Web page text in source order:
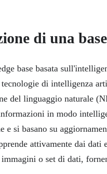
di una
base basata
di intelligenza
del linguaggio naturale
in modo
e si basano su
attivamente dai
o set di dati,